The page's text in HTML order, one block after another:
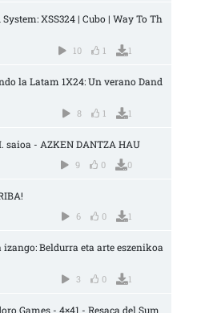
XSS324 | Cubo | Way To Th
10 1 1
la Latam 1X24: Un verano Dand
8 1 1
saioa - AZKEN DANTZA HAU
9 0 0
6 0 1
izango: Beldurra eta arte eszenikoa
3 0 1
Games - 4×41 - Resaca del Sum